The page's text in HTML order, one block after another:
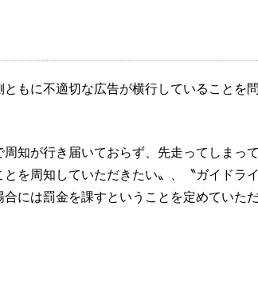
もに不適切な広告が横行していることを
知が行き届いておらず、先走ってしまっ
を周知していただきたい〟、〝ガイドラ
には罰金を課すということを定めていた